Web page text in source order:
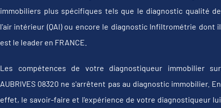
immobiliers plus spécifiques tels que le diagnostic qualité de
l'air intérieur (QAI) ou encore le diagnostic Infiltrométrie dont il
est le leader en FRANCE.
Les compétences de votre diagnostiqueur immobilier sur
AUBRIVES 08320 ne s'arrêtent pas au diagnostic immobilier. En
effet, le savoir-faire et l'expérience de votre diagnostiqueur lui